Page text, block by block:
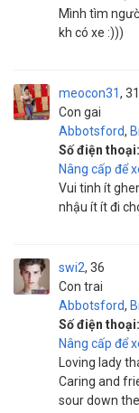
Mình tìm
kh có xe :)))
meocon31
Con gai
31
Abbotsford,
Số điện thoại:
Nâng cấp để
Vui tinh ít
nhậu ít ít đi
swi2
Con trai
36
Abbotsford,
Số điện thoại:
Nâng cấp để
Loving lady
Caring and
sour down the